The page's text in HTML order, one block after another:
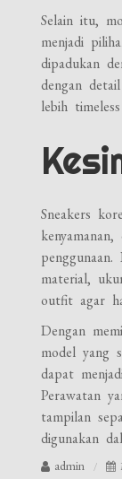
Selain itu,
menjadi
dipadukan
dengan
lebih
Sneakers
material,
outfit agar
Dengan
model yang
dapat
Perawatan
tampilan
digunakan
admin